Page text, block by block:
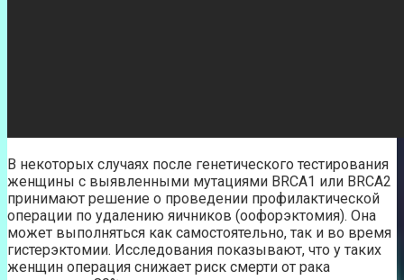
В некоторых случаях после генетического тестирования
женщины с выявленными мутациями BRCA1 или BRCA2
принимают решение о проведении профилактической
операции по удалению яичников (оофорэктомия). Она
может выполняться как самостоятельно, так и во время
гистерэктомии. Исследования показывают, что у таких
женщин операция снижает риск смерти от рака